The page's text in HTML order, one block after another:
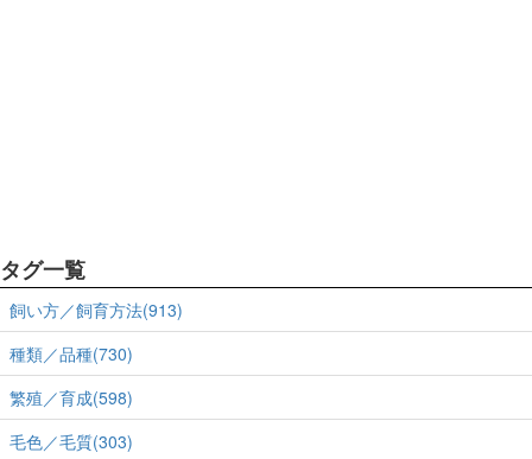
タグ一覧
飼い方／飼育方法(913)
種類／品種(730)
繁殖／育成(598)
毛色／毛質(303)